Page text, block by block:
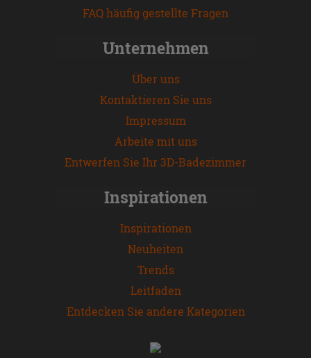
FAQ häufig gestellte Fragen
Unternehmen
Über uns
Kontaktieren Sie uns
Impressum
Arbeite mit uns
Entwerfen Sie Ihr 3D-Badezimmer
Inspirationen
Inspirationen
Neuheiten
Trends
Leitfaden
Entdecken Sie andere Kategorien